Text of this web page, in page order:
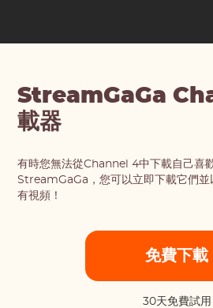
StreamGaGa
載器
有時您無法從Channel 4中下載自己喜
StreamGaGa，您可以立即下載它們並
有視頻！
免費下載
30天免費試用